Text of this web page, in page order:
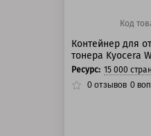
Код
Контейнер для
тонера Kyocera
Ресурс: 15 000
0 отзывов 0